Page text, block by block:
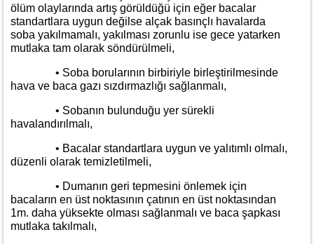
ölüm olaylarında artış görüldüğü için eğer bacalar
standartlara uygun değilse alçak basınçlı havalarda
soba yakılmamalı, yakılması zorunlu ise gece yatarken
mutlaka tam olarak söndürülmeli,
• Soba borularının birbiriyle birleştirilmesinde
hava ve baca gazı sızdırmazlığı sağlanmalı,
• Sobanın bulunduğu yer sürekli
havalandırılmalı,
• Bacalar standartlara uygun ve yalıtımlı olmalı,
düzenli olarak temizletilmeli,
• Dumanın geri tepmesini önlemek için
bacaların en üst noktasının çatının en üst noktasından
1m. daha yüksekte olması sağlanmalı ve baca şapkası
mutlaka takılmalı,